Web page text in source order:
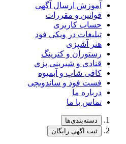
آموزش ارسال آگهی
قوانین و مقررات
حساب کاربری
تبلیغات در ویکی فود
هنر آشپزی
رستوران و کترینگ
قنادی و شیرینی پزی
کافی شاپ و آبمیوه
فست فود و ساندویچی
درباره ما
تماس با ما
دسته‌بندی‌ها
ثبت اگهی رایگان